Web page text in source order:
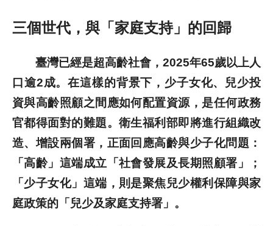
三個世代，與「家庭支持」的回歸
臺灣已經是超高齡社會，2025年65歲以上人
口逾2成。在這樣的背景下，少子女化、兒少投
資與高齡照顧之間應如何配置資源，是任何政務
官都得面對的難題。衛生福利部即將進行組織改
造、增設兩個署，正面回應高齡與少子化問題：
「高齡」這端成立「社會發展及長期照顧署」；
「少子女化」這端，則是聚焦兒少權利保障與家
庭政策的「兒少及家庭支持署」。